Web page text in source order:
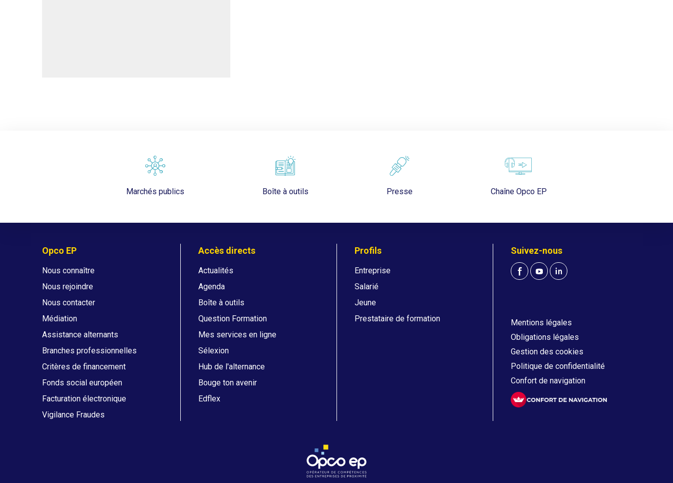
Marchés publics Boîte à outils Presse Chaîne Opco EP
Opco EP
Nous connaître
Nous rejoindre
Nous contacter
Médiation
Assistance alternants
Branches professionnelles
Critères de financement
Fonds social européen
Facturation électronique
Vigilance Fraudes
Accès directs
Actualités
Agenda
Boîte à outils
Question Formation
Mes services en ligne
Sélexion
Hub de l'alternance
Bouge ton avenir
Edflex
Profils
Entreprise
Salarié
Jeune
Prestataire de formation
Suivez-nous
Mentions légales
Obligations légales
Gestion des cookies
Politique de confidentialité
Confort de navigation